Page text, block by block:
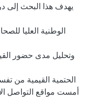
يهدف هذا البحث إلى
الوطنية العليا
وتحليل مدى حضور
الحتمية القيمية من
أمست مواقع التواصل